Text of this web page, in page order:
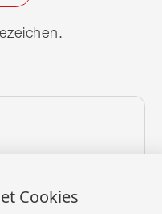
Cookies